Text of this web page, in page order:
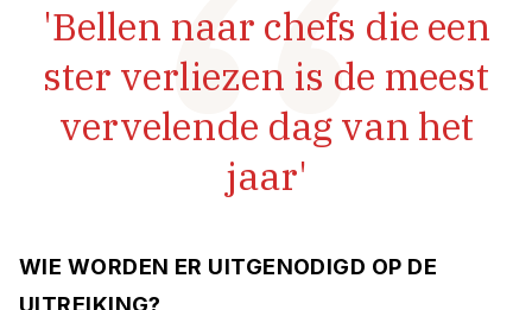
'Bellen naar chefs die een
ster verliezen is de meest
vervelende dag van het
jaar'
WIE WORDEN ER UITGENODIGD OP DE
UITREIKING?